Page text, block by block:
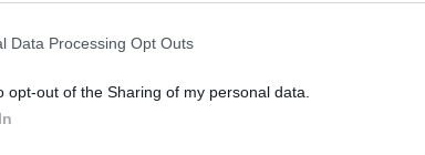
Data Processing Opt Outs
opt-out of the Sharing of my personal data.
för att underlätta när du ska ta upp kolan
skära den i bitar.